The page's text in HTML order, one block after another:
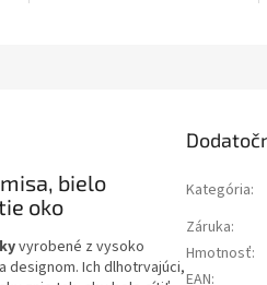
bielo
oko
vyrobené z vysoko
designom. Ich dlhotrvajúci,
Kategória:
Záruka:
Hmotnosť:
EAN: